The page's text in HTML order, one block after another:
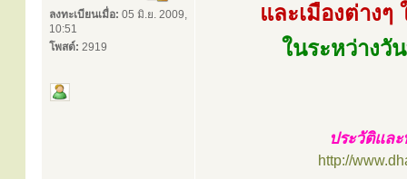
ลงทะเบียนเมื่อ: 05 มิ.ย. 2009,
10:51
โพสต์: 2919
และเมืองต่างๆ
ในระหว่าง
ประวัติแล
http://